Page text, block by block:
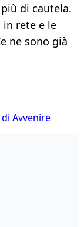
di cautela.
in rete e le
ne sono già
Avvenire